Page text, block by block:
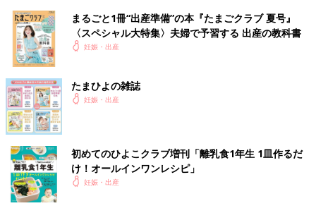
まるごと1冊“出産準備”の本『たまごクラブ 夏号』
〈スペシャル大特集〉夫婦で予習する 出産の教科書
妊娠・出産
たまひよの雑誌
妊娠・出産
初めてのひよこクラブ増刊「離乳食1年生 1皿作るだ
け！オールインワン​レシピ」
妊娠・出産